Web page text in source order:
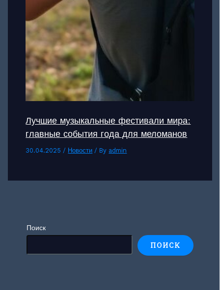
Лучшие музыкальные фестивали мира:
главные события года для меломанов
30.04.2025 / Новости / By admin
Поиск
ПОИСК